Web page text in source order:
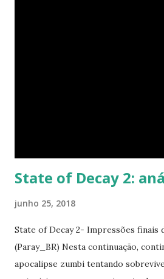
State of Decay 2:
junho 25, 2018
State of Decay 2- Impressões finais
(Paray_BR) Nesta continuação,
apocalipse zumbi tentando